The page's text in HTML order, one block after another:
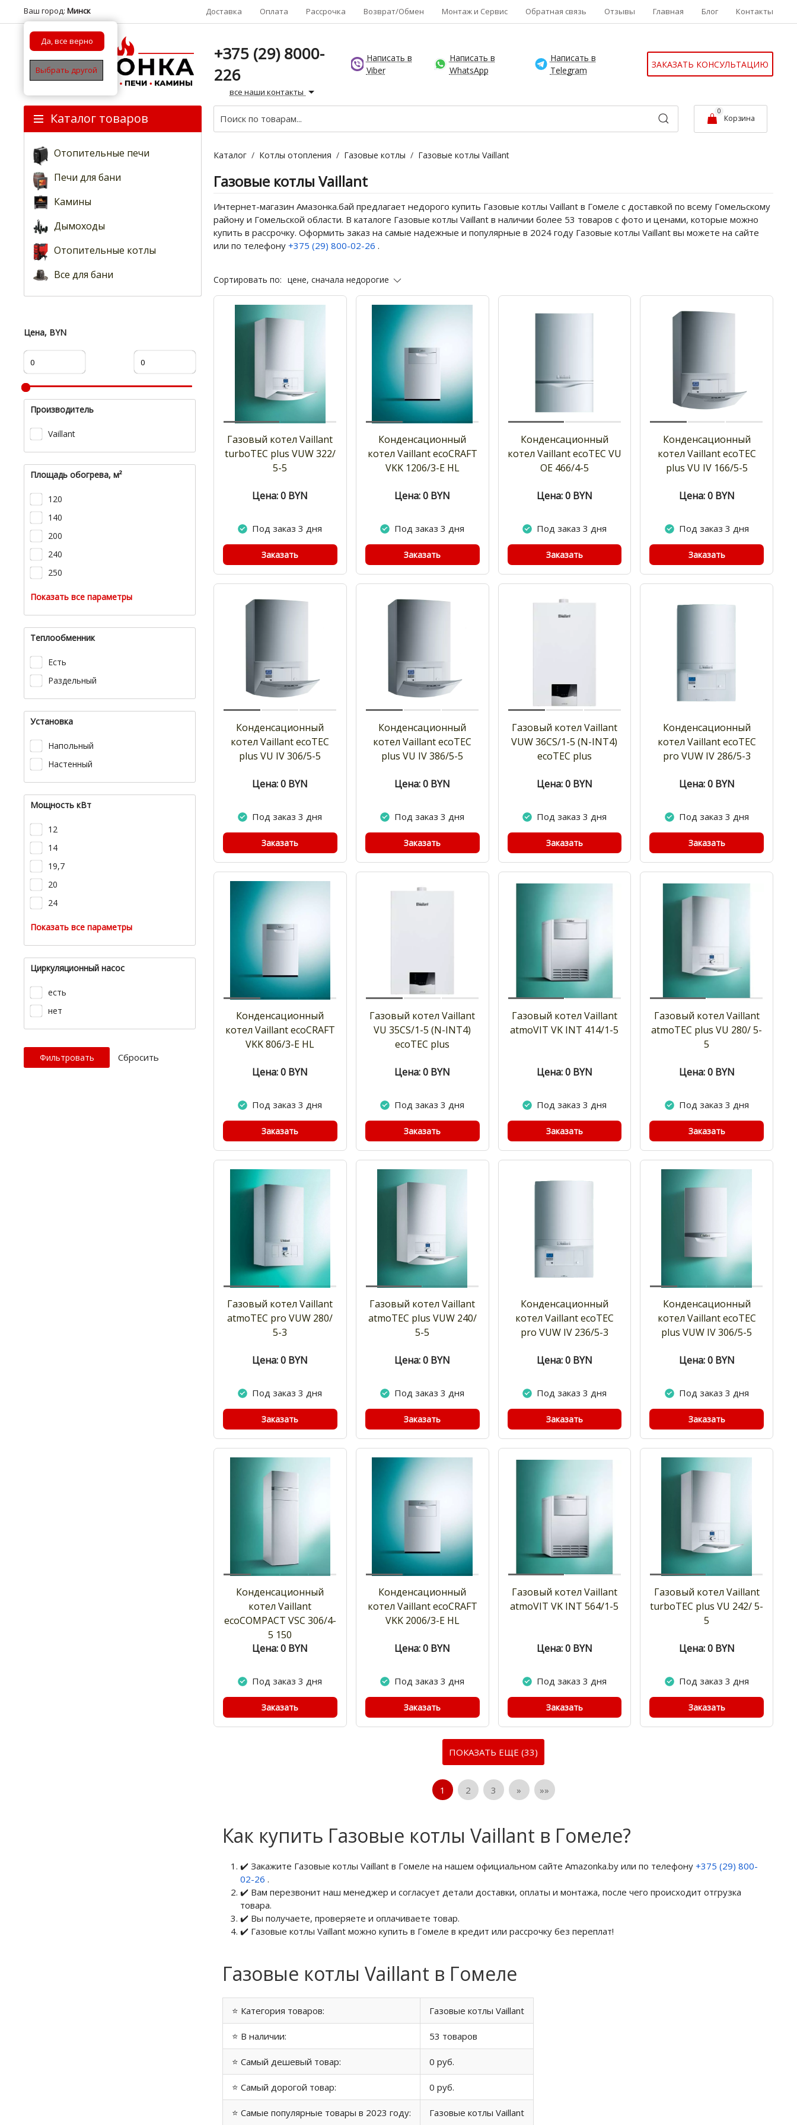
Ваш город: Минск
Да, все верно
Выбрать другой
Доставка Оплата Рассрочка Возврат/Обмен Монтаж и Сервис Обратная связь Отзывы Главная Блог Контакты
+375 (29) 8000-
226
все наши контакты
Написать в
Viber
Написать в
WhatsApp
Написать в
Telegram
ЗАКАЗАТЬ КОНСУЛЬТАЦИЮ
Каталог товаров
Отопительные печи
Печи для бани
Камины
Дымоходы
Отопительные котлы
Все для бани
0
Корзина
Цена, BYN
Производитель
Vaillant
Площадь обогрева, м²
120
140
200
240
250
Показать все параметры
Теплообменник
Есть
Раздельный
Установка
Напольный
Настенный
Мощность кВт
12
14
19,7
20
24
Показать все параметры
Циркуляционный насос
есть
нет
Cбросить
Каталог / Котлы отопления / Газовые котлы / Газовые котлы Vaillant
Газовые котлы Vaillant
Интернет-магазин Амазонка.бай предлагает недорого купить Газовые котлы Vaillant в Гомеле с доставкой по всему Гомельскому
району и Гомельской области. В каталоге Газовые котлы Vaillant в наличии более 53 товаров с фото и ценами, которые можно
купить в рассрочку. Оформить заказ на самые надежные и популярные в 2024 году Газовые котлы Vaillant вы можете на сайте
или по телефону +375 (29) 800-02-26 .
Сортировать по: цене, сначала недорогие
Газовый котел Vaillant
turboTEC plus VUW 322/
5-5
Цена: 0 BYN
Под заказ 3 дня
Заказать
Конденсационный
котел Vaillant ecoCRAFT
VKK 1206/3-E HL
Цена: 0 BYN
Под заказ 3 дня
Заказать
Конденсационный
котел Vaillant ecoTEC VU
OE 466/4-5
Цена: 0 BYN
Под заказ 3 дня
Заказать
Конденсационный
котел Vaillant ecoTEC
plus VU IV 166/5-5
Цена: 0 BYN
Под заказ 3 дня
Заказать
Конденсационный
котел Vaillant ecoTEC
plus VU IV 306/5-5
Цена: 0 BYN
Под заказ 3 дня
Заказать
Конденсационный
котел Vaillant ecoTEC
plus VU IV 386/5-5
Цена: 0 BYN
Под заказ 3 дня
Заказать
Газовый котел Vaillant
VUW 36CS/1-5 (N-INT4)
ecoTEC plus
Цена: 0 BYN
Под заказ 3 дня
Заказать
Конденсационный
котел Vaillant ecoTEC
pro VUW IV 286/5-3
Цена: 0 BYN
Под заказ 3 дня
Заказать
Конденсационный
котел Vaillant ecoCRAFT
VKK 806/3-E HL
Цена: 0 BYN
Под заказ 3 дня
Заказать
Газовый котел Vaillant
VU 35CS/1-5 (N-INT4)
ecoTEC plus
Цена: 0 BYN
Под заказ 3 дня
Заказать
Газовый котел Vaillant
atmoVIT VK INT 414/1-5
Цена: 0 BYN
Под заказ 3 дня
Заказать
Газовый котел Vaillant
atmoTEC plus VU 280/ 5-
5
Цена: 0 BYN
Под заказ 3 дня
Заказать
Газовый котел Vaillant
atmoTEC pro VUW 280/
5-3
Цена: 0 BYN
Под заказ 3 дня
Заказать
Газовый котел Vaillant
atmoTEC plus VUW 240/
5-5
Цена: 0 BYN
Под заказ 3 дня
Заказать
Конденсационный
котел Vaillant ecoTEC
pro VUW IV 236/5-3
Цена: 0 BYN
Под заказ 3 дня
Заказать
Конденсационный
котел Vaillant ecoTEC
plus VUW IV 306/5-5
Цена: 0 BYN
Под заказ 3 дня
Заказать
Конденсационный
котел Vaillant
ecoCOMPACT VSC 306/4-
5 150
Цена: 0 BYN
Под заказ 3 дня
Заказать
Конденсационный
котел Vaillant ecoCRAFT
VKK 2006/3-E HL
Цена: 0 BYN
Под заказ 3 дня
Заказать
Газовый котел Vaillant
atmoVIT VK INT 564/1-5
Цена: 0 BYN
Под заказ 3 дня
Заказать
Газовый котел Vaillant
turboTEC plus VU 242/ 5-
5
Цена: 0 BYN
Под заказ 3 дня
Заказать
ПОКАЗАТЬ ЕЩЕ (33)
1 2 3 » »»
Как купить Газовые котлы Vaillant в Гомеле?
✔️ Закажите Газовые котлы Vaillant в Гомеле на нашем официальном сайте Amazonka.by или по телефону +375 (29) 800-
02-26 .
✔️ Вам перезвонит наш менеджер и согласует детали доставки, оплаты и монтажа, после чего происходит отгрузка
товара.
✔️ Вы получаете, проверяете и оплачиваете товар.
✔️ Газовые котлы Vaillant можно купить в Гомеле в кредит или рассрочку без переплат!
Газовые котлы Vaillant в Гомеле
⭐ Категория товаров: Газовые котлы Vaillant
⭐ В наличии: 53 товаров
⭐ Самый дешевый товар: 0 руб.
⭐ Самый дорогой товар: 0 руб.
⭐ Самые популярные товары в 2023 году: Газовые котлы Vaillant